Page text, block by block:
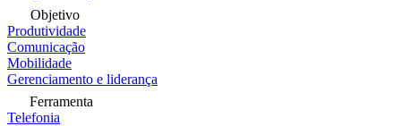
Objetivo
Produtividade
Comunicação
Mobilidade
Gerenciamento e liderança
Ferramenta
Telefonia